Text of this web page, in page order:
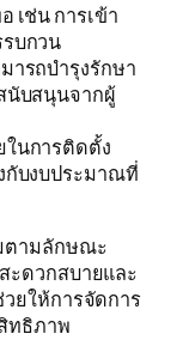
เช่น การเข้า
บกวน
ารถบำรุงรักษา
นับสนุนจากผู้
นการติดตั้ง
กับงบประมาณที่
ตามลักษณะ
ะดวกสบายและ
ยให้การจัดการ
ทธิภาพ